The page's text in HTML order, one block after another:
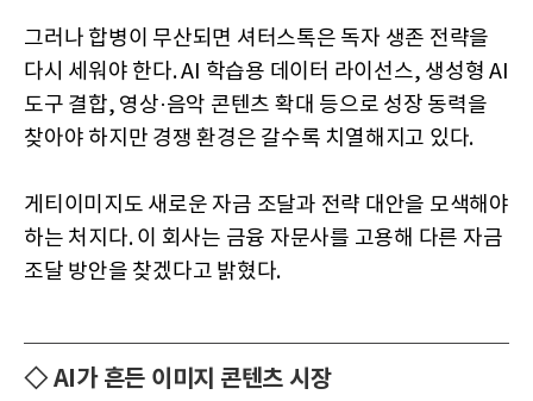
그러나 합병이 무산되면 셔터스톡은 독자 생존 전략을
다시 세워야 한다. AI 학습용 데이터 라이선스, 생성형 AI
도구 결합, 영상·음악 콘텐츠 확대 등으로 성장 동력을
찾아야 하지만 경쟁 환경은 갈수록 치열해지고 있다.
게티이미지도 새로운 자금 조달과 전략 대안을 모색해야
하는 처지다. 이 회사는 금융 자문사를 고용해 다른 자금
조달 방안을 찾겠다고 밝혔다.
◇ AI가 흔든 이미지 콘텐츠 시장